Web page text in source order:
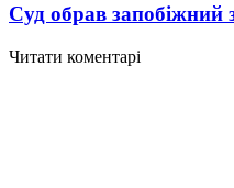
Суд обрав запобіжний
Читати коментарі